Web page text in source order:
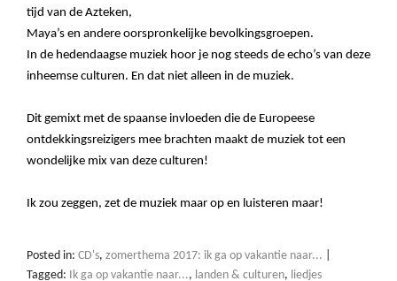
tijd van de Azteken,
Maya’s en andere oorspronkelijke bevolkingsgroepen.
In de hedendaagse muziek hoor je nog steeds de echo’s van deze
inheemse culturen. En dat niet alleen in de muziek.
Dit gemixt met de spaanse invloeden die de Europeese
ontdekkingsreizigers mee brachten maakt de muziek tot een
wondelijke mix van deze culturen!
Ik zou zeggen, zet de muziek maar op en luisteren maar!
Posted in: CD's, zomerthema 2017: ik ga op vakantie naar...
Tagged: Ik ga op vakantie naar..., landen & culturen, liedjes